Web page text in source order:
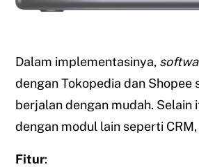
Dalam implementasinya,
dengan Tokopedia dan Shopee
berjalan dengan mudah.
dengan modul lain seperti
Fitur: